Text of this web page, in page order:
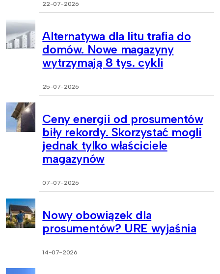
22-07-2026
Alternatywa dla litu trafia do
domów. Nowe magazyny
wytrzymają 8 tys. cykli
25-07-2026
Ceny energii od prosumentów
biły rekordy. Skorzystać mogli
jednak tylko właściciele
magazynów
07-07-2026
Nowy obowiązek dla
prosumentów? URE wyjaśnia
14-07-2026